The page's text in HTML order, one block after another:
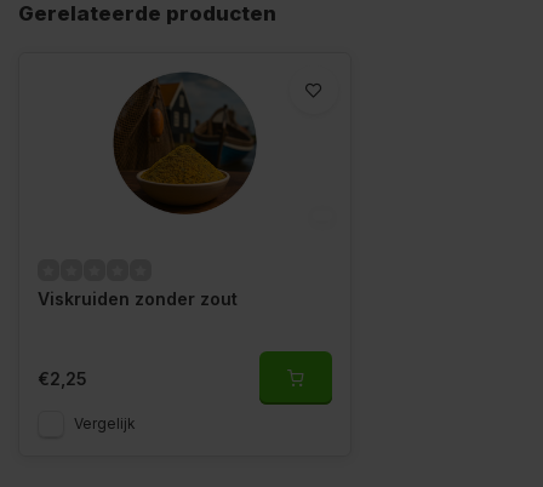
Gerelateerde producten
Viskruiden zonder zout
€2,25
Vergelijk